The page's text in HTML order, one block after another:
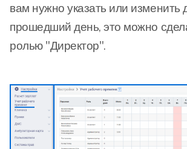
вам нужно указать или изменить
прошедший день, это можно
ролью "Директор".